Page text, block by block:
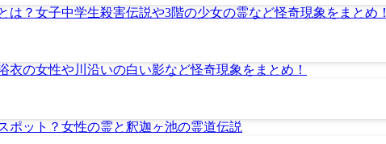
は？女子中学生殺害伝説や3階の少女の霊など怪奇現象をまとめ！
衣の女性や川沿いの白い影など怪奇現象をまとめ！
ポット？女性の霊と釈迦ヶ池の霊道伝説